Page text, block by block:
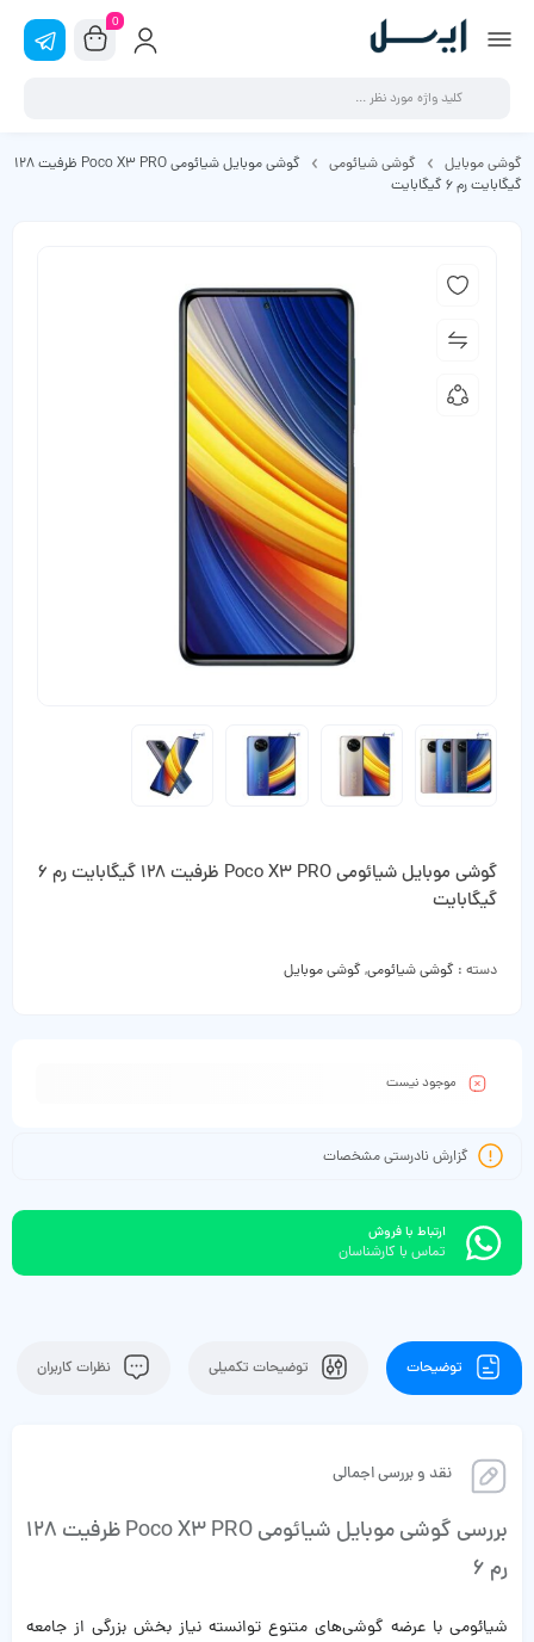
0
گوشی موبایل گوشی شیائومی
گوشی موبایل شیائومی Poco X3 PRO ظرفیت 128
گیگابایت رم 6 گیگابایت
گوشی موبایل شیائومی Poco X3 PRO ظرفیت 128 گیگابایت رم 6
گیگابایت
دسته : گوشی شیائومی,گوشی موبایل
موجود نیست
گزارش نادرستی مشخصات
ارتباط با فروش
تماس با کارشناسان
توضیحات توضیحات تکمیلی نظرات کاربران
نقد و بررسی اجمالی
بررسی گوشی موبایل شیائومی Poco X3 PRO ظرفیت 128
رم 6
شیائومی با عرضه گوشی‌های متنوع توانسته نیاز بخش بزرگی از جامعه